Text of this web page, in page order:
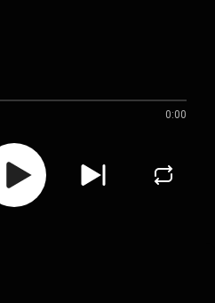
0:00